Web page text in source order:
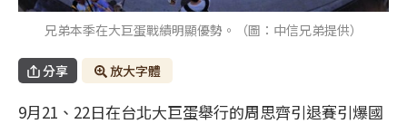
兄弟本季在大巨蛋戰績明顯優勢。（圖：中信兄弟提供）
分享 放大字體
9月21、22日在台北大巨蛋舉行的周思齊引退賽引爆國